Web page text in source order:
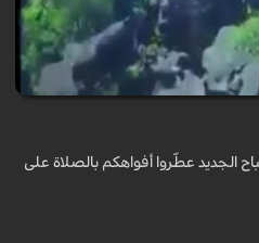
الجديد عطّروا أفواهكم بالصلاة على